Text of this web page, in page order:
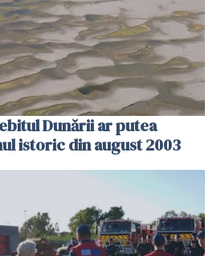
Dunării ar putea
istoric din august 2003